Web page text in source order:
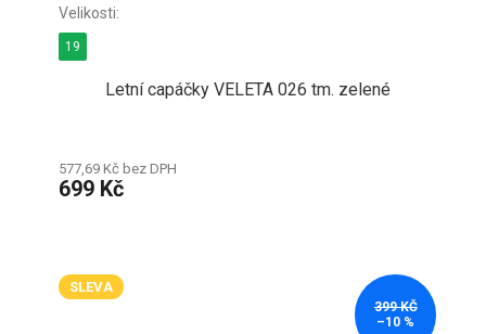
Letní capáčky VELETA 026 tm. zelené
577,69 Kč bez DPH
699 Kč
19
SLEVA
399 KČ
–10 %